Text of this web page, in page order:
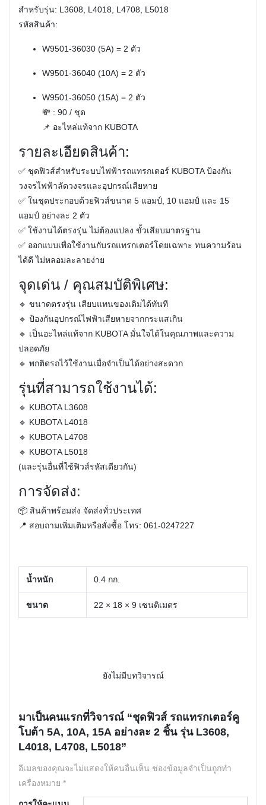
สำหรับรุ่น: L3608, L4018, L4708, L5018
รหัสสินค้า:
W9501-36030 (5A) = 2 ตัว
W9501-36040 (10A) = 2 ตัว
W9501-36050 (15A) = 2 ตัว
💸 : 90 / ชุด
📌 อะไหล่แท้จาก KUBOTA
รายละเอียดสินค้า:
✅ ชุดฟิวส์สำหรับระบบไฟฟ้ารถแทรกเตอร์ KUBOTA ป้องกัน
วงจรไฟฟ้าลัดวงจรและอุปกรณ์เสียหาย
✅ ในชุดประกอบด้วยฟิวส์ขนาด 5 แอมป์, 10 แอมป์ และ 15
แอมป์ อย่างละ 2 ตัว
✅ ใช้งานได้ตรงรุ่น ไม่ต้องแปลง ขั้วเสียบมาตรฐาน
✅ ออกแบบเพื่อใช้งานกับรถแทรกเตอร์โดยเฉพาะ ทนความร้อน
ได้ดี ไม่หลอมละลายง่าย
จุดเด่น / คุณสมบัติพิเศษ:
🔹 ขนาดตรงรุ่น เสียบแทนของเดิมได้ทันที
🔹 ป้องกันอุปกรณ์ไฟฟ้าเสียหายจากกระแสเกิน
🔹 เป็นอะไหล่แท้จาก KUBOTA มั่นใจได้ในคุณภาพและความ
ปลอดภัย
🔹 พกติดรถไว้ใช้งานเมื่อจำเป็นได้อย่างสะดวก
รุ่นที่สามารถใช้งานได้:
🔹 KUBOTA L3608
🔹 KUBOTA L4018
🔹 KUBOTA L4708
🔹 KUBOTA L5018
(และรุ่นอื่นที่ใช้ฟิวส์รหัสเดียวกัน)
การจัดส่ง:
📦 สินค้าพร้อมส่ง จัดส่งทั่วประเทศ
📍 สอบถามเพิ่มเติมหรือสั่งซื้อ โทร: 061-0247227
น้ำหนัก 0.4 กก.
ขนาด 22 × 18 × 9 เซนติเมตร
ยังไม่มีบทวิจารณ์
มาเป็นคนแรกที่วิจารณ์ “ชุดฟิวส์ รถแทรกเตอร์คู
โบต้า 5A, 10A, 15A อย่างละ 2 ชิ้น รุ่น L3608,
L4018, L4708, L5018”
อีเมลของคุณจะไม่แสดงให้คนอื่นเห็น ช่องข้อมูลจำเป็นถูกทำ
เครื่องหมาย *